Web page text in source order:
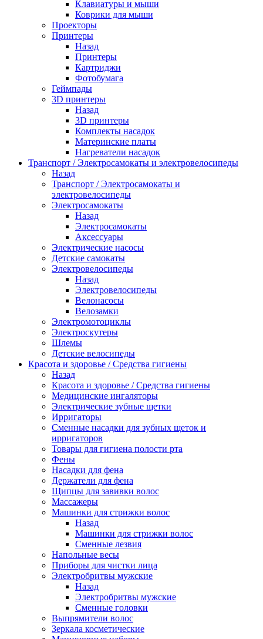
Клавиатуры и мыши
Коврики для мыши
Проекторы
Принтеры
Назад
Принтеры
Картриджи
Фотобумага
Геймпады
3D принтеры
Назад
3D принтеры
Комплекты насадок
Материнские платы
Нагреватели насадок
Транспорт / Электросамокаты и электровелосипеды
Назад
Транспорт / Электросамокаты и
электровелосипеды
Электросамокаты
Назад
Электросамокаты
Аксессуары
Электрические насосы
Детские самокаты
Электровелосипеды
Назад
Электровелосипеды
Велонасосы
Велозамки
Электромотоциклы
Электроскутеры
Шлемы
Детские велосипеды
Красота и здоровье / Средства гигиены
Назад
Красота и здоровье / Средства гигиены
Медицинские ингаляторы
Электрические зубные щетки
Ирригаторы
Сменные насадки для зубных щеток и
ирригаторов
Товары для гигиена полости рта
Фены
Насадки для фена
Держатели для фена
Щипцы для завивки волос
Массажеры
Машинки для стрижки волос
Назад
Машинки для стрижки волос
Сменные лезвия
Напольные весы
Приборы для чистки лица
Электробритвы мужские
Назад
Электробритвы мужские
Сменные головки
Выпрямители волос
Зеркала косметические